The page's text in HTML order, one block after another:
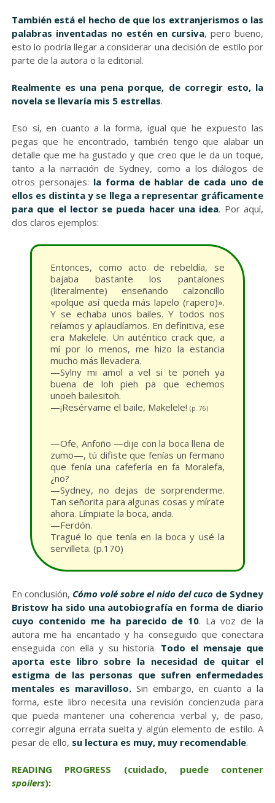
También está el hecho de que los extranjerismos o las
palabras inventadas no estén en cursiva, pero bueno,
esto lo podría llegar a considerar una decisión de estilo por
parte de la autora o la editorial.
Realmente es una pena porque, de corregir esto, la
novela se llevaría mis 5 estrellas.
Eso sí, en cuanto a la forma, igual que he expuesto las
pegas que he encontrado, también tengo que alabar un
detalle que me ha gustado y que creo que le da un toque,
tanto a la narración de Sydney, como a los diálogos de
otros personajes: la forma de hablar de cada uno de
ellos es distinta y se llega a representar gráficamente
para que el lector se pueda hacer una idea. Por aquí,
dos claros ejemplos:
Entonces, como acto de rebeldía, se
bajaba bastante los pantalones
(literalmente) enseñando calzoncillo
«polque así queda más lapelo (rapero)».
Y se echaba unos bailes. Y todos nos
reíamos y aplaudíamos. En definitiva, ese
era Makelele. Un auténtico crack que, a
mí por lo menos, me hizo la estancia
mucho más llevadera.
—Sylny mi amol a vel si te poneh ya
buena de loh pieh pa que echemos
unoeh bailesitoh.
—¡Resérvame el baile, Makelele! (p. 76)
—Ofe, Anfoño —dije con la boca llena de
zumo—, tú difiste que fenías un fermano
que fenía una cafefería en fa Moralefa,
¿no?
—Sydney, no dejas de sorprenderme.
Tan señorita para algunas cosas y mírate
ahora. Límpiate la boca, anda.
—Ferdón.
Tragué lo que tenía en la boca y usé la
servilleta. (p.170)
En conclusión, Cómo volé sobre el nido del cuco de Sydney
Bristow ha sido una autobiografía en forma de diario
cuyo contenido me ha parecido de 10. La voz de la
autora me ha encantado y ha conseguido que conectara
enseguida con ella y su historia. Todo el mensaje que
aporta este libro sobre la necesidad de quitar el
estigma de las personas que sufren enfermedades
mentales es maravilloso.Sin embargo, en cuanto a la
forma, este libro necesita una revisión concienzuda para
que pueda mantener una coherencia verbal y, de paso,
corregir alguna errata suelta y algún elemento de estilo. A
pesar de ello, su lectura es muy, muy recomendable.
READING PROGRESS (cuidado, puede contener
spoilers):